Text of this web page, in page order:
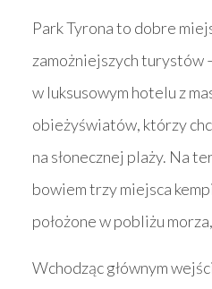
Park Tyrona to dobre
zamożniejszych turystów
w luksusowym hotelu z
obieżyświatów, którzy
na słonecznej plaży. Na
bowiem trzy miejsca
położone w pobliżu
Wchodząc głównym